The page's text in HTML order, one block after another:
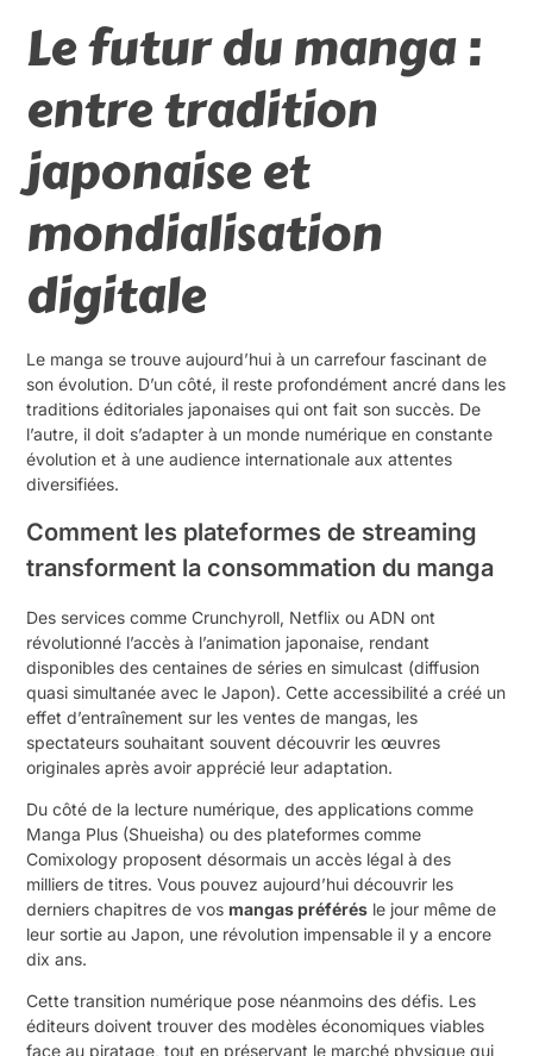
Le futur du manga :
entre tradition
japonaise et
mondialisation
digitale
Le manga se trouve aujourd’hui à un carrefour fascinant de
son évolution. D’un côté, il reste profondément ancré dans les
traditions éditoriales japonaises qui ont fait son succès. De
l’autre, il doit s’adapter à un monde numérique en constante
évolution et à une audience internationale aux attentes
diversifiées.
Comment les plateformes de streaming
transforment la consommation du manga
Des services comme Crunchyroll, Netflix ou ADN ont
révolutionné l’accès à l’animation japonaise, rendant
disponibles des centaines de séries en simulcast (diffusion
quasi simultanée avec le Japon). Cette accessibilité a créé un
effet d’entraînement sur les ventes de mangas, les
spectateurs souhaitant souvent découvrir les œuvres
originales après avoir apprécié leur adaptation.
Du côté de la lecture numérique, des applications comme
Manga Plus (Shueisha) ou des plateformes comme
Comixology proposent désormais un accès légal à des
milliers de titres. Vous pouvez aujourd’hui découvrir les
derniers chapitres de vosmangas préférés le jour même de
leur sortie au Japon, une révolution impensable il y a encore
dix ans.
Cette transition numérique pose néanmoins des défis. Les
éditeurs doivent trouver des modèles économiques viables
face au piratage, tout en préservant le marché physique qui